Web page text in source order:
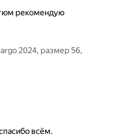
рекомендую
2024, размер 56,
всём.